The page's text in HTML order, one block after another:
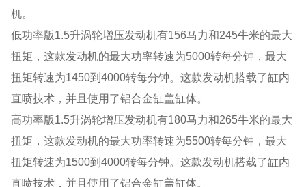
机。
低功率版1.5升涡轮增压发动机有156马力和245牛米的最大
扭矩，这款发动机的最大功率转速为5000转每分钟，最大
扭矩转速为1450到4000转每分钟。这款发动机搭载了缸内
直喷技术，并且使用了铝合金缸盖缸体。
高功率版1.5升涡轮增压发动机有180马力和265牛米的最大
扭矩，这款发动机的最大功率转速为5500转每分钟，最大
扭矩转速为1500到4000转每分钟。这款发动机搭载了缸内
直喷技术，并且使用了铝合金缸盖缸体。